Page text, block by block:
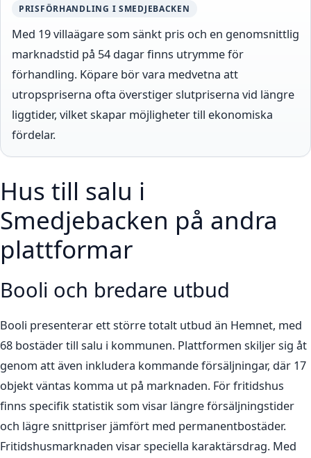
PRISFÖRHANDLING I SMEDJEBACKEN
Med 19 villaägare som sänkt pris och en genomsnittlig
marknadstid på 54 dagar finns utrymme för
förhandling. Köpare bör vara medvetna att
utropspriserna ofta överstiger slutpriserna vid längre
liggtider, vilket skapar möjligheter till ekonomiska
fördelar.
Hus till salu i
Smedjebacken på andra
plattformar
Booli och bredare utbud
Booli presenterar ett större totalt utbud än Hemnet, med
68 bostäder till salu i kommunen. Plattformen skiljer sig åt
genom att även inkludera kommande försäljningar, där 17
objekt väntas komma ut på marknaden. För fritidshus
finns specifik statistik som visar längre försäljningstider
och lägre snittpriser jämfört med permanentbostäder.
Fritidshusmarknaden visar speciella karaktärsdrag. Med